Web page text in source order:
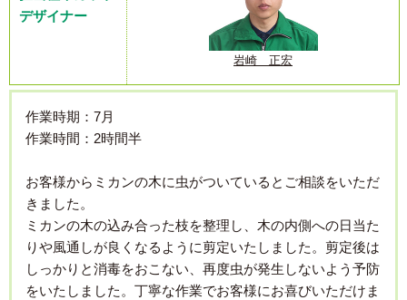
デザイナー
岩崎 正宏
作業時期：7月
作業時間：2時間半
お客様からミカンの木に虫がついているとご相談をいただ
きました。
ミカンの木の込み合った枝を整理し、木の内側への日当た
りや風通しが良くなるように剪定いたしました。剪定後は
しっかりと消毒をおこない、再度虫が発生しないよう予防
をいたしました。丁寧な作業でお客様にお喜びいただけま